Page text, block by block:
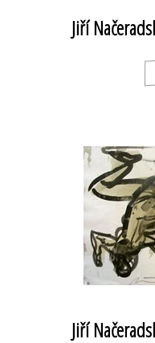
Jiří
Jiří